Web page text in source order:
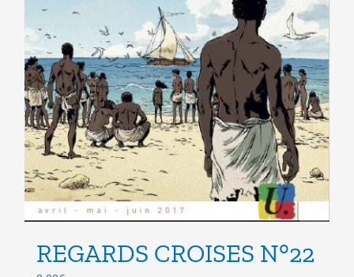
REGARDS CROISES N°22